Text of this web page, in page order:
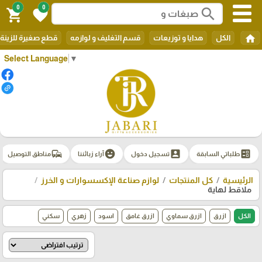
Select Language ▼
search
0
favorite
0
shopping_cart
home الكل هدايا و توزيعات قسم التغليف و لوازمه قطع صغيرة للزينة
ballotطلباتي السابقة account_boxتسجيل دخول emoji_emotionsآراء زبائننا commuteمناطق التوصيل
الرئيسية كل المنتجات
لوازم صناعة الإكسسوارات و الخرز
ملاقط لهاية
الكل ازرق ازرق سماوي ازرق غامق اسود زهري سكني